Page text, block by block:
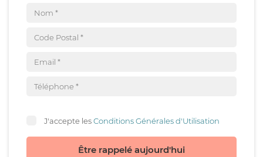
J'accepte lesConditions Générales d'Utilisation
Être rappelé aujourd'hui